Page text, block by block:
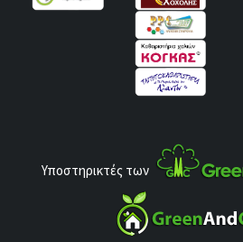
Υποστηρικτές των